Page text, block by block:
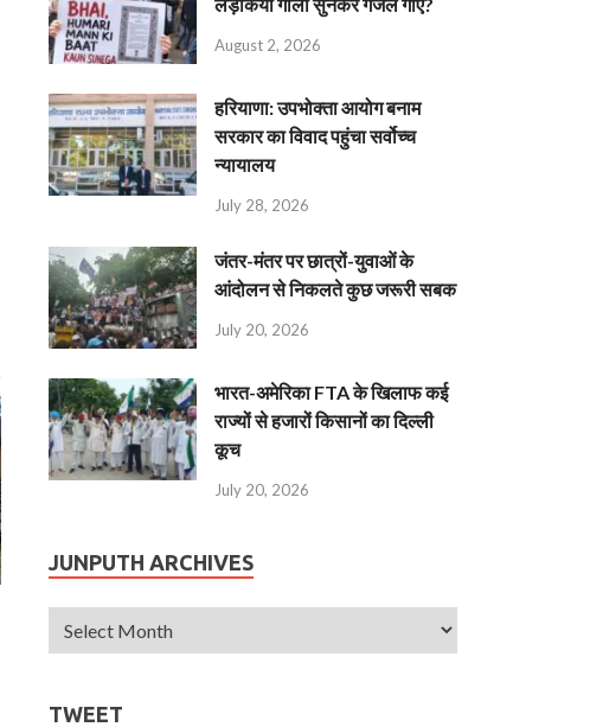
August 2, 2026
हरियाणा: उपभोक्ता आयोग बनाम
सरकार का विवाद पहुंचा सर्वोच्च
न्यायालय
July 28, 2026
जंतर-मंतर पर छात्रों-युवाओं के
आंदोलन से निकलते कुछ जरूरी सबक
July 20, 2026
भारत-अमेरिका FTA के खिलाफ कई
राज्यों से हजारों किसानों का दिल्ली
कूच
July 20, 2026
JUNPUTH ARCHIVES
TWEET